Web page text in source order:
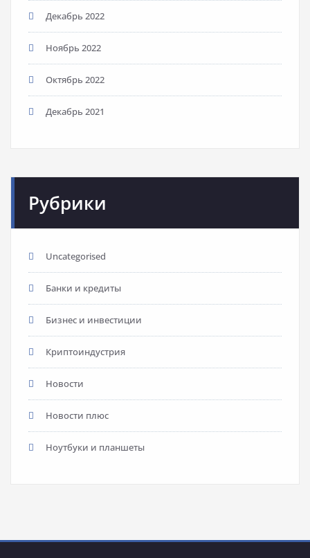
Декабрь 2022
Ноябрь 2022
Октябрь 2022
Декабрь 2021
Рубрики
Uncategorised
Банки и кредиты
Бизнес и инвестиции
Криптоиндустрия
Новости
Новости плюс
Ноутбуки и планшеты